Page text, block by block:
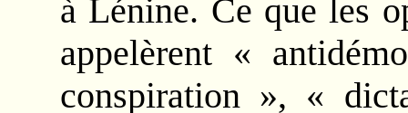
à Lénine. Ce que les
appelèrent «
conspiration », «